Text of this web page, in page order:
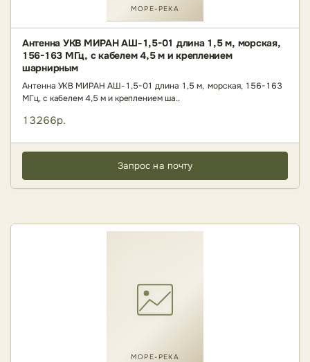
МОРЕ-РЕКА
Антенна УКВ МИРАН АШ-1,5-01 длина 1,5 м, морская,
156-163 МГц, с кабелем 4,5 м и креплением
шарнирным
Антенна УКВ МИРАН АШ-1,5-01 длина 1,5 м, морская, 156-163
МГц, с кабелем 4,5 м и креплением ша..
13266р.
Запрос на почту
МОРЕ-РЕКА